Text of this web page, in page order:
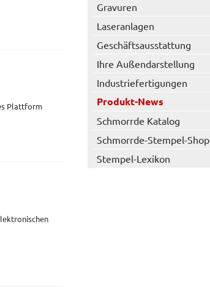
Plattform
Gravuren
Laseranlagen
Geschäftsausstattung
Ihre Außendarstellung
Industriefertigungen
Produkt-News
Schmorrde Katalog
Schmorrde-Stempel-Shop
Stempel-Lexikon